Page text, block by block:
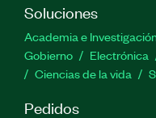
Soluciones
Academia e
Gobierno
Electrónica
Ciencias de la vida
Pedidos